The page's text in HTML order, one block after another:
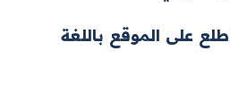
على الموقع باللغة